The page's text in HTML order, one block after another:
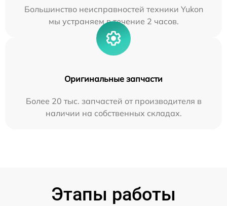
Большинство неисправностей техники Yukon
мы устраняем в течение 2 часов.
Оригинальные запчасти
Более 20 тыс. запчастей от производителя в
наличии на собственных складах.
Этапы работы